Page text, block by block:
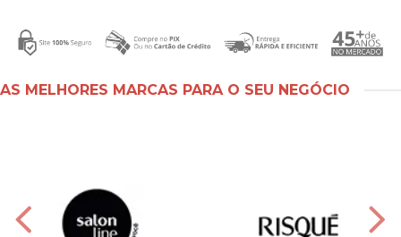
AS MELHORES MARCAS PARA O SEU NEGÓCIO